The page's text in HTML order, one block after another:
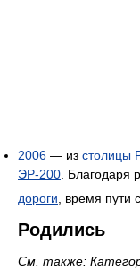
2006 — из столицы
ЭР-200 . Благодаря
дороги , время пути
Родились
См. также: